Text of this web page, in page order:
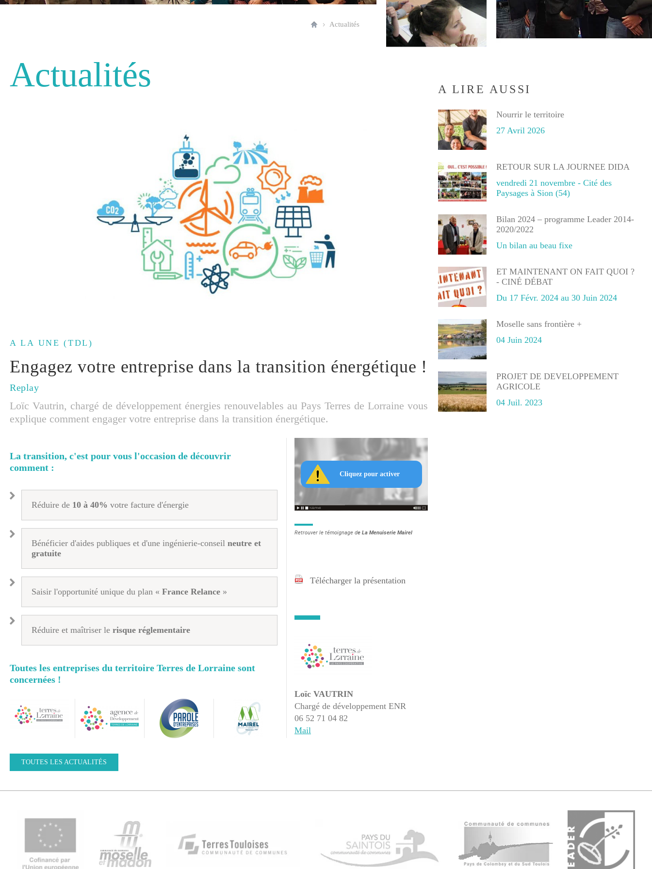
Actualités
Actualités
A LA UNE (TDL)
Engagez votre entreprise dans la transition énergétique !
Replay
Loïc Vautrin, chargé de développement énergies renouvelables au Pays Terres de Lorraine vous
explique comment engager votre entreprise dans la transition énergétique.
La transition, c'est pour vous l'occasion de découvrir
comment :
Réduire de 10 à 40% votre facture d'énergie
Bénéficier d'aides publiques et d'une ingénierie-conseil neutre et
gratuite
Saisir l'opportunité unique du plan « France Relance »
Réduire et maîtriser le risque réglementaire
Toutes les entreprises du territoire Terres de Lorraine sont
concernées !
Retrouver le témoignage de La Menuiserie Mairel
Télécharger la présentation
Loïc VAUTRIN
Chargé de développement ENR
06 52 71 04 82
Mail
TOUTES LES ACTUALITÉS
A LIRE AUSSI
Nourrir le territoire
27 Avril 2026
RETOUR SUR LA JOURNEE DIDA
vendredi 21 novembre - Cité des
Paysages à Sion (54)
Bilan 2024 – programme Leader 2014-
2020/2022
Un bilan au beau fixe
ET MAINTENANT ON FAIT QUOI ?
- CINÉ DÉBAT
Du 17 Févr. 2024 au 30 Juin 2024
Moselle sans frontière +
04 Juin 2024
PROJET DE DEVELOPPEMENT
AGRICOLE
04 Juil. 2023